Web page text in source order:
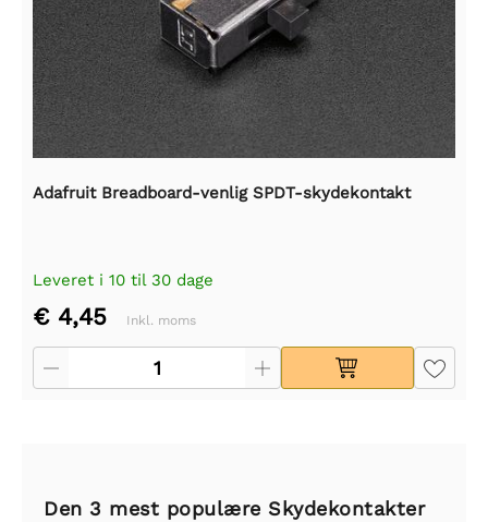
Adafruit Breadboard-venlig SPDT-skydekontakt
Leveret i 10 til 30 dage
€ 4,45 Inkl. moms
Den 3 mest populære Skydekontakter